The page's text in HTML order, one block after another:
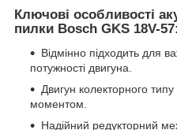
Ключові особливості
пилки Bosch GKS 18V-57:
Відмінно підходить для
потужності двигуна.
Двигун колекторного
моментом.
Надійний редукторний